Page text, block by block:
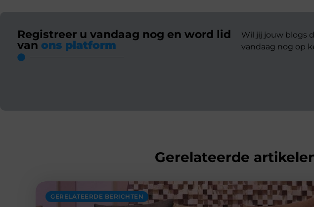
Registreer u vandaag nog en word lid
van ons platform
Wil jij jouw blogs
vandaag nog op
Gerelateerde
GERELATEERDE BERICHTEN